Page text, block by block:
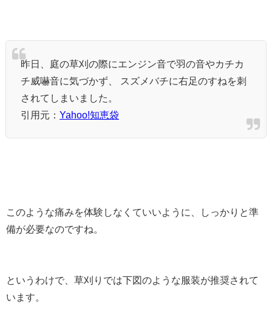
昨日、庭の草刈の際にエンジン音で羽の音やカチカ
チ威嚇音に気づかず、 スズメバチに右足のすねを刺
されてしまいました。
引用元： Yahoo!知恵袋
このような痛みを体験しなくていいように、しっかりと準
備が必要なのですね。
というわけで、草刈りでは下図のような服装が推奨されて
います。